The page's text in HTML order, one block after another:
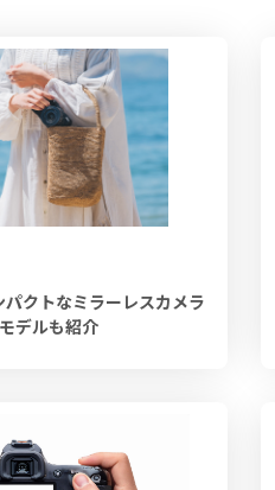
パクトなミラーレスカメラ
デルも紹介